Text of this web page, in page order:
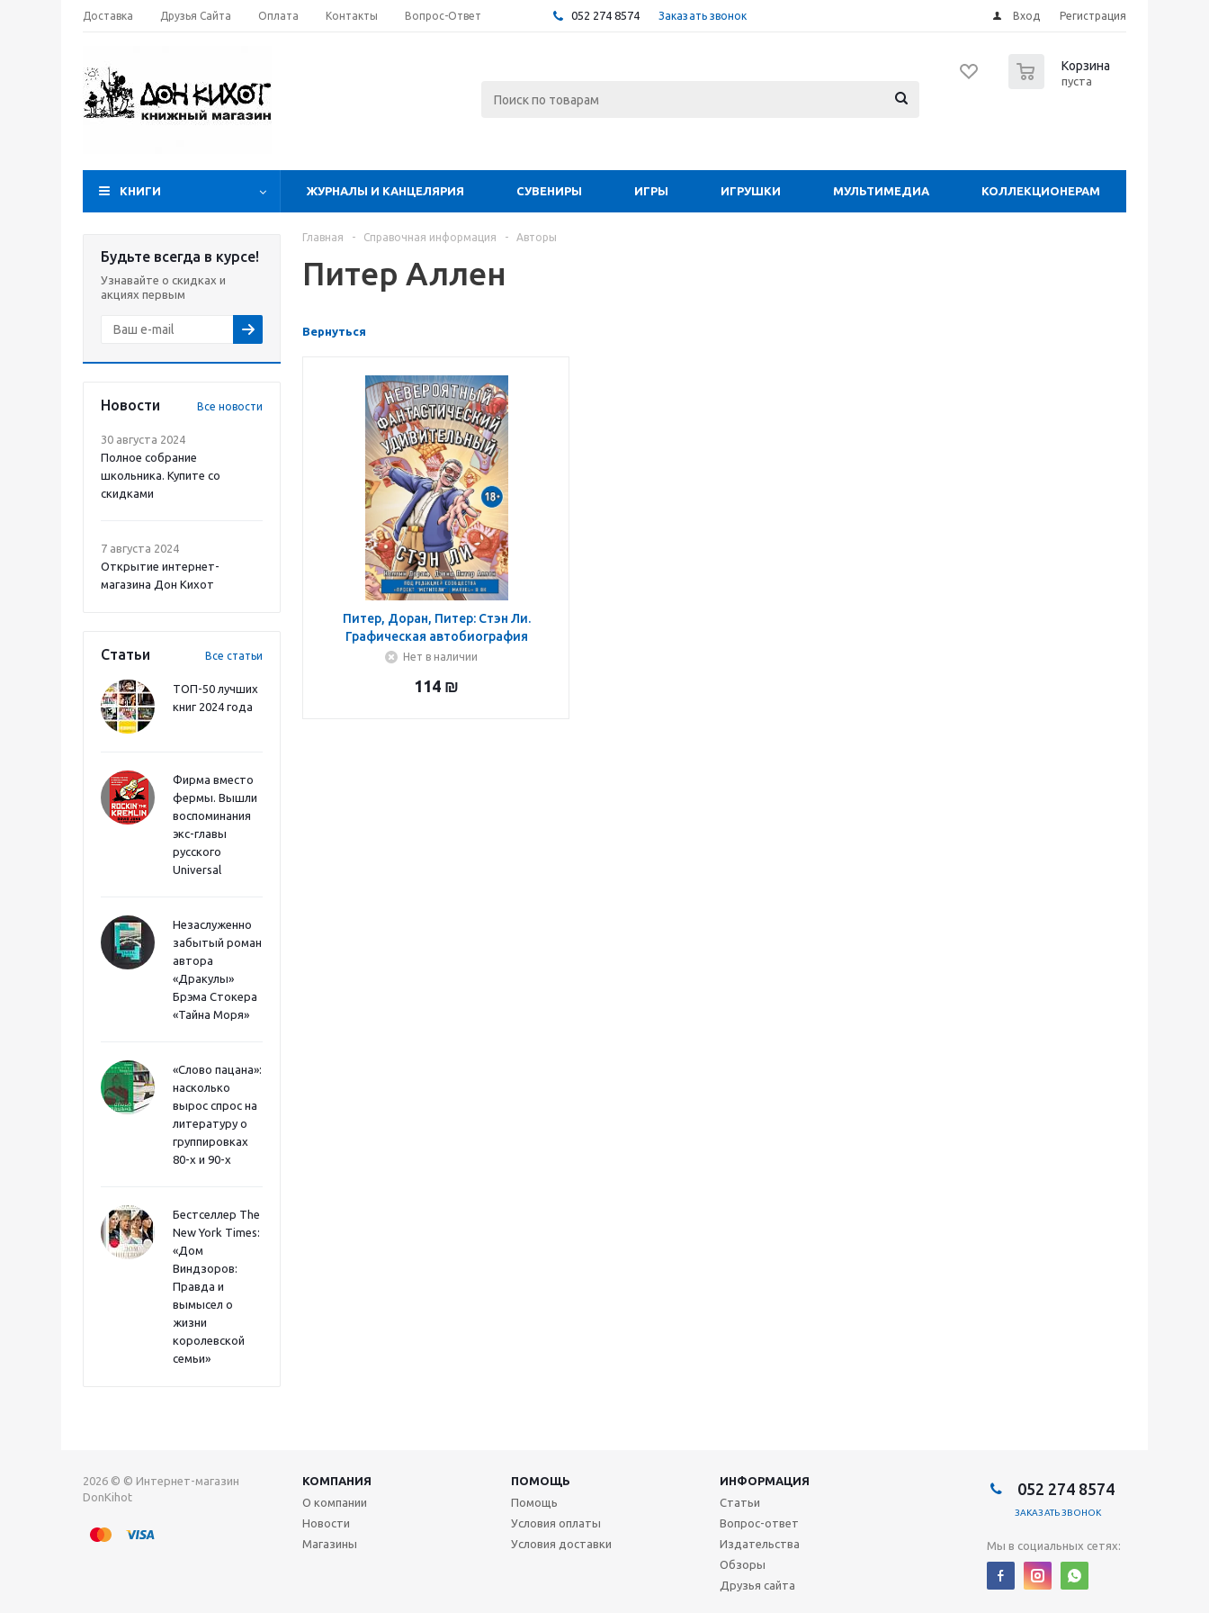
Доставка Друзья Сайта Оплата Контакты Вопрос-Ответ 052 274 8574 Заказать звонок Вход Регистрация
Корзина
пуста
КНИГИ ЖУРНАЛЫ И КАНЦЕЛЯРИЯ СУВЕНИРЫ ИГРЫ ИГРУШКИ МУЛЬТИМЕДИА КОЛЛЕКЦИОНЕРАМ
Будьте всегда в курсе!
Узнавайте о скидках и
акциях первым
Новости Все новости
30 августа 2024
Полное собрание
школьника. Купите со
скидками
7 августа 2024
Открытие интернет-
магазина Дон Кихот
Статьи Все статьи
ТОП-50 лучших
книг 2024 года
Фирма вместо
фермы. Вышли
воспоминания
экс-главы
русского
Universal
Незаслуженно
забытый роман
автора
«Дракулы»
Брэма Стокера
«Тайна Моря»
«Слово пацана»:
насколько
вырос спрос на
литературу о
группировках
80-х и 90-х
Бестселлер The
New York Times:
«Дом
Виндзоров:
Правда и
вымысел о
жизни
королевской
семьи»
Главная - Справочная информация - Авторы
Питер Аллен
Вернуться
Питер, Доран, Питер: Стэн Ли.
Графическая автобиография
Нет в наличии
114 ₪
2026 © © Интернет-магазин
DonKihot
КОМПАНИЯ ПОМОЩЬ
ИНФОРМАЦИЯ
О компании
Новости
Магазины
Помощь
Условия оплаты
Условия доставки
Статьи
Вопрос-ответ
Издательства
Обзоры
Друзья сайта
052 274 8574
ЗАКАЗАТЬ ЗВОНОК
Мы в социальных сетях: